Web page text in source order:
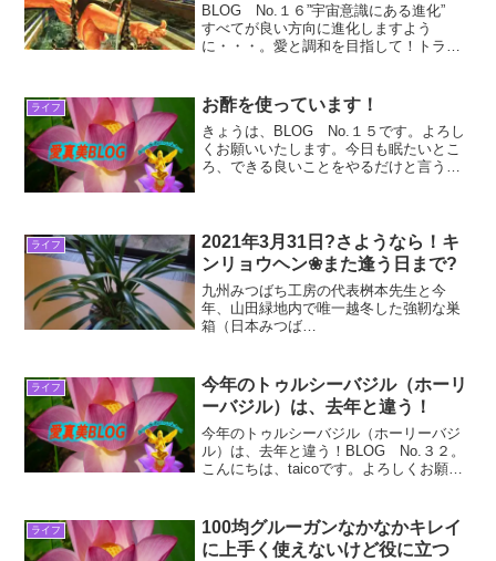
BLOG No.１６”宇宙意識にある進化”
すべてが良い方向に進化しますよう
に・・・。愛と調和を目指して！トラウ
２ひきのほうがいい、かわいい・・・。
お風呂に入ったら、入...
ライフ お酢を使っています！
きょうは、BLOG No.１５です。よろし
くお願いいたします。今日も眠たいとこ
ろ、できる良いことをやるだけと言う意
マがシマウマへ...
ライフ
2021年3月31日?さようなら！キ
ンリョウヘン❀また逢う日まで?
九州みつばち工房の代表桝本先生と今
年、山田緑地内で唯一越冬した強靭な巣
箱（日本みつば
月31日撮影 ２月受講した山田緑地の日本
みつばち講座でくじ引きで出会えた日本
みつ...
ライフ
今年のトゥルシーバジル（ホーリ
ーバジル）は、去年と違う！
今年のトゥルシーバジル（ホーリーバジ
ル）は、去年と違う！BLOG No.３２。
こんにちは、taicoです。よろしくお願い
眠りましょと囁きかけてくるところを振
り払い、Bl...
ライフ
100均グルーガンなかなかキレイ
に上手く使えないけど役に立つ